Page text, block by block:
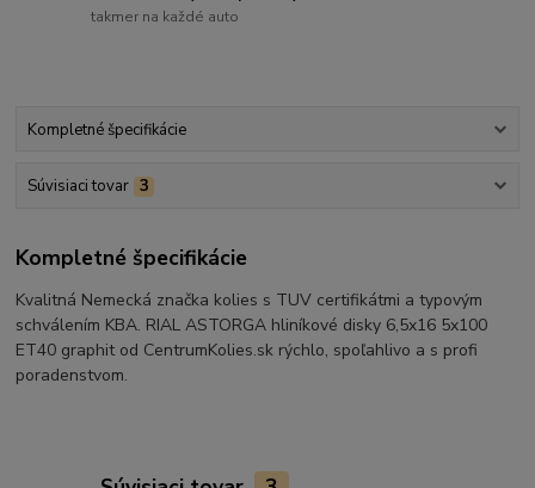
takmer na každé auto
Kompletné špecifikácie
Súvisiaci tovar 3
Kompletné špecifikácie
Kvalitná Nemecká značka kolies s TUV certifikátmi a typovým
schválením KBA. RIAL ASTORGA hliníkové disky 6,5x16 5x100
ET40 graphit od CentrumKolies.sk rýchlo, spoľahlivo a s profi
poradenstvom.